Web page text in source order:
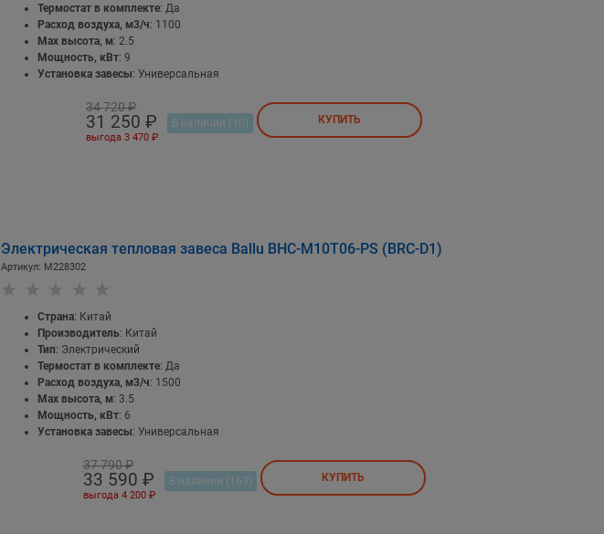
Термостат в комплекте: Да
Расход воздуха, м3/ч: 1100
Max высота, м: 2.5
Мощность, кВт: 9
Установка завесы: Универсальная
34 720 ₽
31 250 ₽
выгода 3 470 ₽
В наличии (10) КУПИТЬ
Электрическая тепловая завеса Ballu BHC-M10T06-PS (BRC-D1)
Артикул: M228302
Страна: Китай
Производитель: Китай
Тип: Электрический
Термостат в комплекте: Да
Расход воздуха, м3/ч: 1500
Max высота, м: 3.5
Мощность, кВт: 6
Установка завесы: Универсальная
37 790 ₽
33 590 ₽
выгода 4 200 ₽
В наличии (163) КУПИТЬ